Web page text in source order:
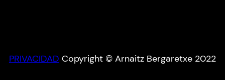
PRIVACIDAD Copyright © Arnaitz Bergaretxe 2022